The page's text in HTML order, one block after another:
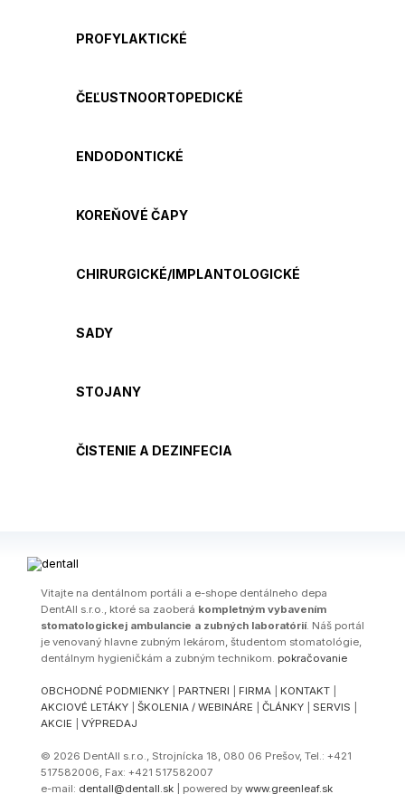
PROFYLAKTICKÉ
ČEĽUSTNOORTOPEDICKÉ
ENDODONTICKÉ
KOREŇOVÉ ČAPY
CHIRURGICKÉ/IMPLANTOLOGICKÉ
SADY
STOJANY
ČISTENIE A DEZINFECIA
Vitajte na dentálnom portáli a e-shope dentálneho depa
DentAll s.r.o., ktoré sa zaoberá kompletným vybavením
stomatologickej ambulancie a zubných laboratórií. Náš portál
je venovaný hlavne zubným lekárom, študentom stomatológie,
dentálnym hygieničkám a zubným technikom. pokračovanie
OBCHODNÉ PODMIENKY PARTNERI FIRMA KONTAKT
AKCIOVÉ LETÁKY
ŠKOLENIA / WEBINÁRE ČLÁNKY SERVIS
AKCIE
VÝPREDAJ
© 2026 DentAll s.r.o., Strojnícka 18, 080 06 Prešov, Tel.: +421
517582006, Fax: +421 517582007
e-mail: dentall@dentall.sk | powered by www.greenleaf.sk